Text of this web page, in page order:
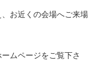
お近くの会場へご来場
ムページをご覧下さ